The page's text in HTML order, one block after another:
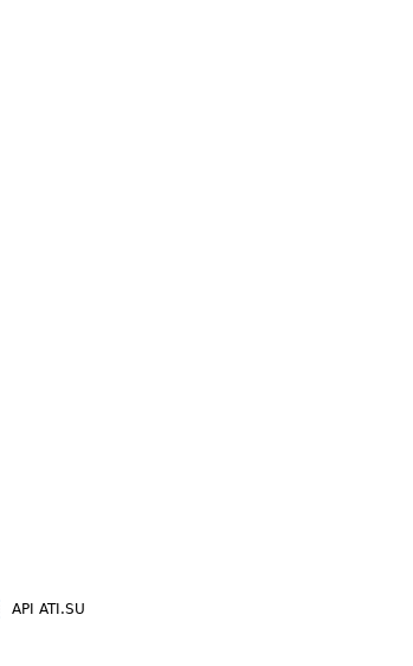
API ATI.SU